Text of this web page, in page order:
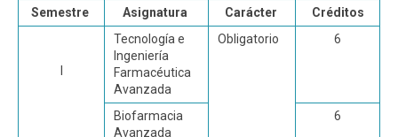
Semestre Asignatura Carácter Créditos
Tecnología e
Ingeniería
Farmacéutica
Avanzada
Obligatorio 6
Biofarmacia
Avanzada
6